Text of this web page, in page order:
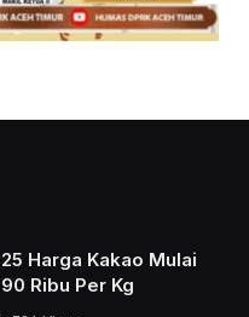
Harga Kakao Mulai
Ribu Per Kg